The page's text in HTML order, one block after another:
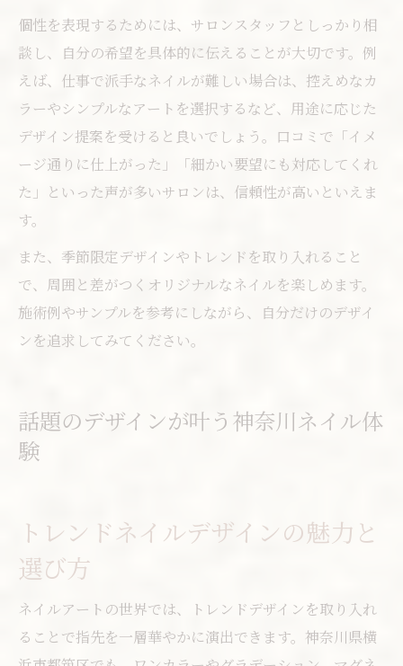
個性を表現するためには、サロンスタッフとしっかり相
談し、自分の希望を具体的に伝えることが大切です。例
えば、仕事で派手なネイルが難しい場合は、控えめなカ
ラーやシンプルなアートを選択するなど、用途に応じた
デザイン提案を受けると良いでしょう。口コミで「イメ
ージ通りに仕上がった」「細かい要望にも対応してくれ
た」といった声が多いサロンは、信頼性が高いといえま
す。
また、季節限定デザインやトレンドを取り入れること
で、周囲と差がつくオリジナルなネイルを楽しめます。
施術例やサンプルを参考にしながら、自分だけのデザイ
ンを追求してみてください。
話題のデザインが叶う神奈川ネイル体
験
トレンドネイルデザインの魅力と
選び方
ネイルアートの世界では、トレンドデザインを取り入れ
ることで指先を一層華やかに演出できます。神奈川県横